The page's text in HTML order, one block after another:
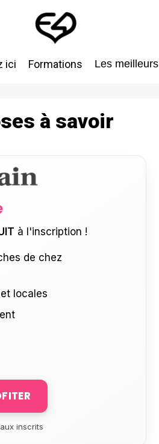
ici Formations Les meilleurs
à savoir
à l'inscription !
de chez
locales
inscrits